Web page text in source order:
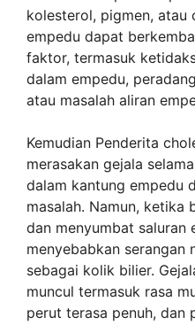
kolesterol, pigmen, atau
empedu dapat
faktor, termasuk
dalam empedu,
atau masalah aliran
Kemudian Penderita
merasakan gejala
dalam kantung empedu
masalah. Namun, ketika
dan menyumbat saluran
menyebabkan serangan
sebagai kolik bilier.
muncul termasuk rasa
perut terasa penuh, dan